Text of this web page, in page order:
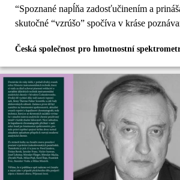
“Spoznané napĺňa zadosťučinením a
skutočné “vzrúšo” spočíva v kráse
Česká společnost pro hmotnostní